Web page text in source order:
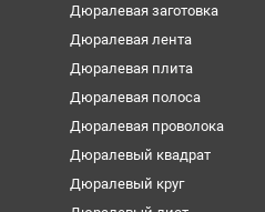
Дюралевая заготовка
Дюралевая лента
Дюралевая плита
Дюралевая полоса
Дюралевая проволока
Дюралевый квадрат
Дюралевый круг